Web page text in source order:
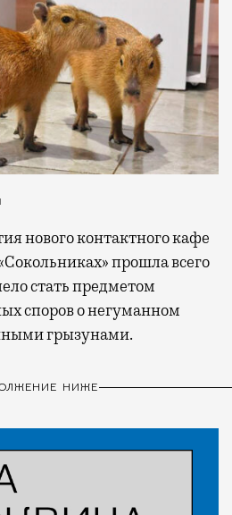
прошла всего
стать предметом
споров о негуманном
грызунами.
НИЖЕ